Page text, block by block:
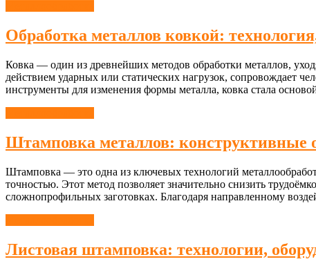
Обработка металлов ковкой:
Ковка — один из древнейших методов обработки металлов,
действием ударных или статических нагрузок, сопровождает
инструменты для изменения формы металла, ковка стала
Штамповка металлов: конструктивные
Штамповка — это одна из ключевых технологий
точностью. Этот метод позволяет значительно снизить
сложнопрофильных заготовках. Благодаря направленному
Листовая штамповка: технологии,